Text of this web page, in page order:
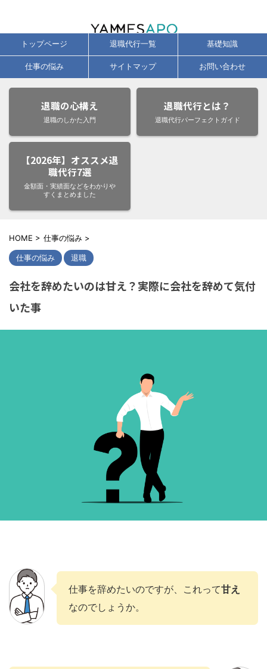
トップページ 退職代行一覧 基礎知識
仕事の悩み サイトマップ お問い合わせ
退職の心構え
退職のしかた入門
退職代行とは？
退職代行パーフェクトガイド
【2026年】オススメ退
職代行7選
金額面・実績面などをわかりや
すくまとめました
HOME > 仕事の悩み >
仕事の悩み 退職
会社を辞めたいのは甘え？実際に会社を辞めて気付
いた事
仕事を辞めたいのですが、これって甘え
なのでしょうか。